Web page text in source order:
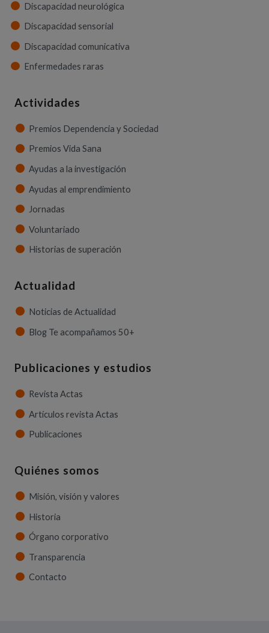
Discapacidad neurológica
Discapacidad sensorial
Discapacidad comunicativa
Enfermedades raras
Actividades
Premios Dependencia y Sociedad
Premios Vida Sana
Ayudas a la investigación
Ayudas al emprendimiento
Jornadas
Voluntariado
Historias de superación
Actualidad
Noticias de Actualidad
Blog Te acompañamos 50+
Publicaciones y estudios
Revista Actas
Artículos revista Actas
Publicaciones
Quiénes somos
Misión, visión y valores
Historia
Órgano corporativo
Transparencia
Contacto